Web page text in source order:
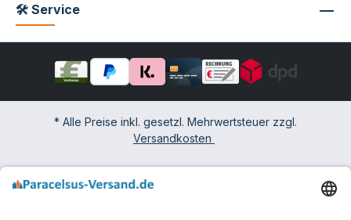
🛠 Service
* Alle Preise inkl. gesetzl. Mehrwertsteuer zzgl.
Versandkosten